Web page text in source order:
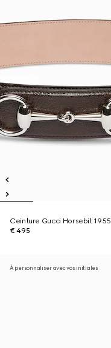
Ceinture Gucci Horsebit 1955
€ 495
À personnaliser avec vos initiales